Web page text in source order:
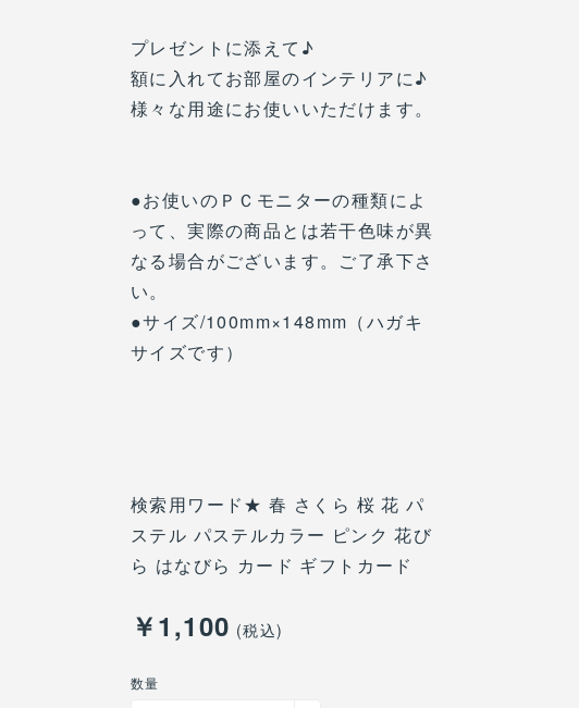
プレゼントに添えて♪
額に入れてお部屋のインテリアに♪
様々な用途にお使いいただけます。
●お使いのＰＣモニターの種類によ
って、実際の商品とは若干色味が異
なる場合がございます。ご了承下さ
い。
●サイズ/100mm×148mm（ハガキ
サイズです）
検索用ワード★ 春 さくら 桜 花 パ
ステル パステルカラー ピンク 花び
ら はなびら カード ギフトカード
￥1,100 (税込)
数量